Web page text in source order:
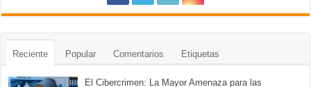
Reciente Popular Comentarios Etiquetas
El Cibercrimen: La Mayor Amenaza para las